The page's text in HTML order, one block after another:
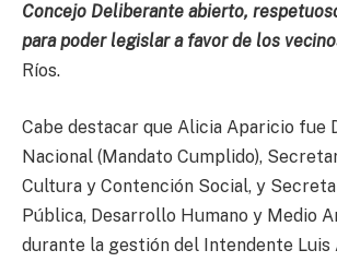
Concejo Deliberante abierto,
para poder legislar a favor de los
Ríos.
Cabe destacar que Alicia Aparicio fue
Nacional (Mandato Cumplido),
Cultura y Contención Social, y
Pública, Desarrollo Humano y Medio
durante la gestión del Intendente Luis